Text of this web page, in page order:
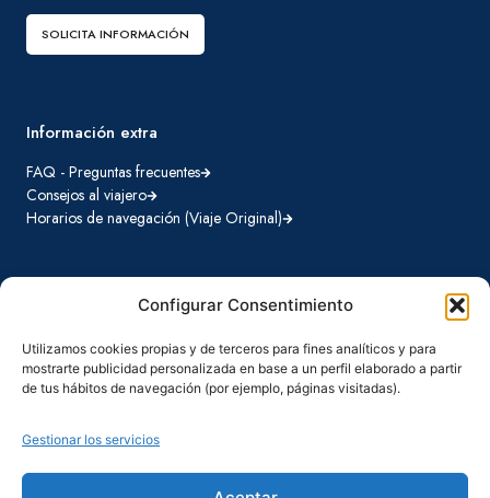
Configurar Consentimiento
Utilizamos cookies propias y de terceros para fines analíticos y para
mostrarte publicidad personalizada en base a un perfil elaborado a partir
de tus hábitos de navegación (por ejemplo, páginas visitadas).
Gestionar los servicios
SOLICITA INFORMACIÓN
Información extra
FAQ - Preguntas frecuentes
Consejos al viajero
Horarios de navegación (Viaje Original)
Destinos Hurtigruten
Viajes Original
La famosa ruta que conecta comunidades locales desde 1893
Viajes Signature